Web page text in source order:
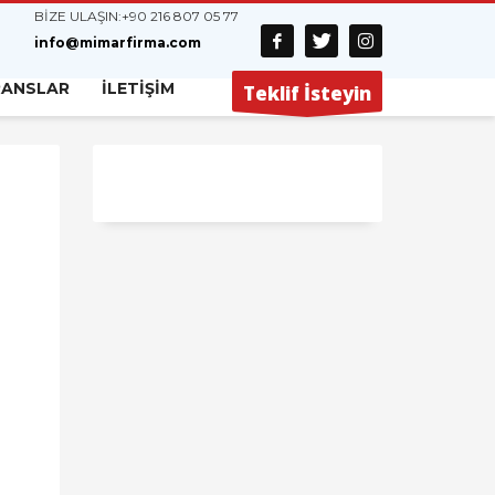
BİZE ULAŞIN:+90 216 807 05 77
info@mimarfirma.com
İLETİŞİM Teklif İsteyin